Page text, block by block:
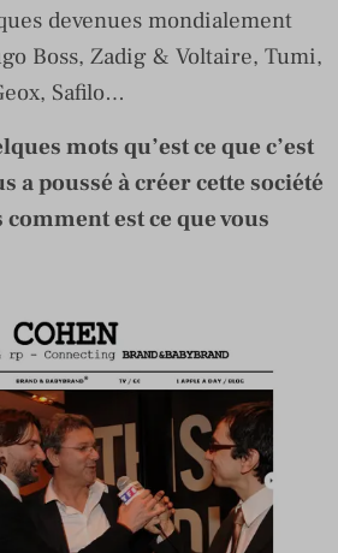
devenues mondialement
Boss, Zadig & Voltaire, Tumi,
Safilo…
mots qu’est ce que c’est
a poussé à créer cette société
est ce que vous